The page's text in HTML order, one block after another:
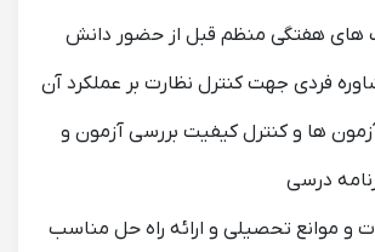
های هفتگی منظم قبل از حضور دانش
فردی جهت کنترل نظارت بر عملکرد آن
ها و کنترل کیفیت بررسی آزمون و
درسی
و موانع تحصیلی و ارائه راه حل مناسب